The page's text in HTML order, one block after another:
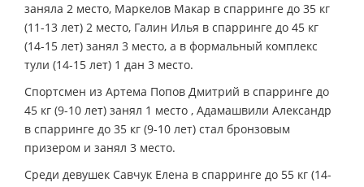
заняла 2 место, Маркелов Макар в спарринге до 35 кг
(11-13 лет) 2 место, Галин Илья в спарринге до 45 кг
(14-15 лет) занял 3 место, а в формальный комплекс
тули (14-15 лет) 1 дан 3 место.
Спортсмен из Артема Попов Дмитрий в спарринге до
45 кг (9-10 лет) занял 1 место , Адамашвили Александр
в спарринге до 35 кг (9-10 лет) стал бронзовым
призером и занял 3 место.
Среди девушек Савчук Елена в спарринге до 55 кг (14-